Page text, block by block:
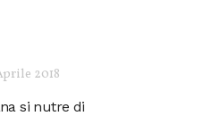
2018
si nutre di